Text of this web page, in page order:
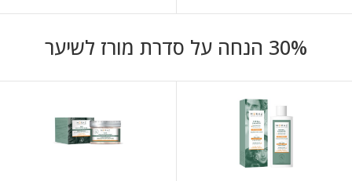
30% הנחה על סדרת מורז לשיער